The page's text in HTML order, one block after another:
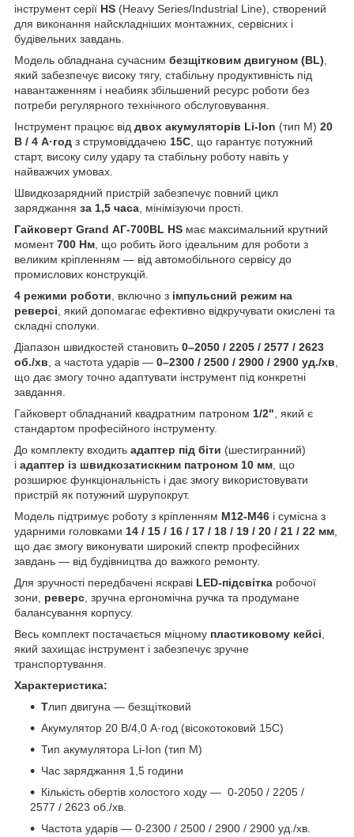
інструмент серії HS (Heavy Series/Industrial Line), створений
для виконання найскладніших монтажних, сервісних і
будівельних завдань.
Модель обладнана сучасним безщітковим двигуном (BL)
який забезпечує високу тягу, стабільну продуктивність під
навантаженням і неабияк збільшений ресурс роботи без
потреби регулярного технічного обслуговування.
Інструмент працює від двох акумуляторів Li-Ion (тип М) 20
В / 4 А·год з струмовіддачею 15С , що гарантує потужний
старт, високу силу удару та стабільну роботу навіть у
найважчих умовах.
Швидкозарядний пристрій забезпечує повний цикл
заряджання за 1,5 часа , мінімізуючи прості.
Гайковерт Grand АГ-700BL HS має максимальний крутний
момент700 Нм , що робить його ідеальним для роботи з
великим кріпленням — від автомобільного сервісу до
промислових конструкцій.
4 режими роботи , включно з імпульсний режим на
реверсі , який допомагає ефективно відкручувати окислені та
складні сполуки.
Діапазон швидкостей становить 0–2050 / 2205 / 2577 / 2623
об./хв , а частота ударів — 0–2300 / 2500 / 2900 / 2900 уд./хв
що дає змогу точно адаптувати інструмент під конкретні
завдання.
Гайковерт обладнаний квадратним патроном 1/2" , який є
стандартом професійного інструменту.
До комплекту входить адаптер під біти (шестигранний)
і адаптер із швидкозатискним патроном 10 мм , що
розширює функціональність і дає змогу використовувати
пристрій як потужний шурупокрут.
Модель підтримує роботу з кріпленням М12-М46 і сумісна з
ударними головками 14 / 15 / 16 / 17 / 18 / 19 / 20 / 21 / 22 мм
що дає змогу виконувати широкий спектр професійних
завдань — від будівництва до важкого ремонту.
Для зручності передбачені яскраві LED-підсвітка робочої
зони, реверс , зручна ергономічна ручка та продумане
балансування корпусу.
Весь комплект постачається міцному пластиковому кейсі
який захищає інструмент і забезпечує зручне
транспортування.
Характеристика:
Тлип двигуна — безщітковий
Акумулятор 20 В/4,0 А·год (вісокотоковий 15С)
Тип акумулятора Li-Ion (тип М)
Час заряджання 1,5 години
Кількість обертів холостого ходу — 0-2050 / 2205 /
2577 / 2623 об./хв.
Частота ударів — 0-2300 / 2500 / 2900 / 2900 уд./хв.